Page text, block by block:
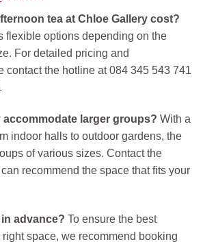
tea at Chloe Gallery cost?
flexible options depending on the
For detailed pricing and
contact the hotline at 084 345 543 741
accommodate larger groups? With a
indoor halls to outdoor gardens, the
of various sizes. Contact the
recommend the space that fits your
advance? To ensure the best
space, we recommend booking